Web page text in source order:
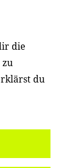
eng
die
du